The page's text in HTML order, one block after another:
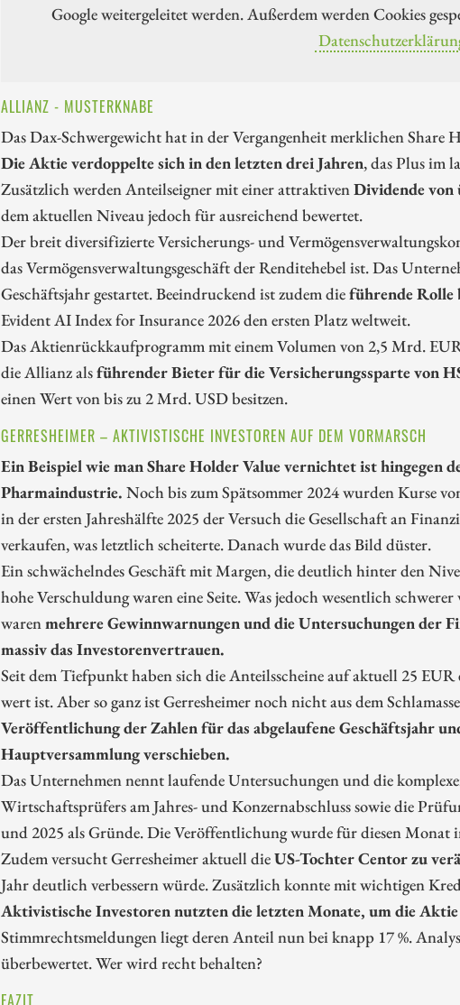
Google weitergeleitet werden. Außerdem werden Cookies
ALLIANZ - MUSTERKNABE
Das Dax-Schwergewicht hat in der Vergangenheit merklichen Share
Die Aktie verdoppelte sich in den letzten drei Jahren, das Plus im
Zusätzlich werden Anteilseigner mit einer attraktivenDividende von
dem aktuellen Niveau jedoch für ausreichend bewertet.
Der breit diversifizierte Versicherungs- und
das Vermögensverwaltungsgeschäft der Renditehebel ist. Das
Geschäftsjahr gestartet. Beeindruckend ist zudem dieführende Rolle
Evident AI Index for Insurance 2026 den ersten Platz weltweit.
Das Aktienrückkaufprogramm mit einem Volumen von 2,5 Mrd.
die Allianz alsführender Bieter für die Versicherungssparte von
einen Wert von bis zu 2 Mrd. USD besitzen.
GERRESHEIMER – AKTIVISTISCHE INVESTOREN AUF DEM VORMARSCH
Ein Beispiel wie man Share Holder Value vernichtet ist hingegen
Pharmaindustrie. Noch bis zum Spätsommer 2024 wurden Kurse
in der ersten Jahreshälfte 2025 der Versuch die Gesellschaft an
verkaufen, was letztlich scheiterte. Danach wurde das Bild düster.
Ein schwächelndes Geschäft mit Margen, die deutlich hinter den
hohe Verschuldung waren eine Seite. Was jedoch wesentlich
warenmehrere Gewinnwarnungen und die Untersuchungen der
massiv das Investorenvertrauen.
Seit dem Tiefpunkt haben sich die Anteilsscheine auf aktuell 25
wert ist. Aber so ganz ist Gerresheimer noch nicht aus dem
Veröffentlichung der Zahlen für das abgelaufene Geschäftsjahr
Hauptversammlung verschieben.
Das Unternehmen nennt laufende Untersuchungen und die
Wirtschaftsprüfers am Jahres- und Konzernabschluss sowie die
und 2025 als Gründe. Die Veröffentlichung wurde für diesen Monat
Zudem versucht Gerresheimer aktuell dieUS-Tochter Centor zu
Jahr deutlich verbessern würde. Zusätzlich konnte mit wichtigen
Aktivistische Investoren nutzten die letzten Monate, um die Aktie
Stimmrechtsmeldungen liegt deren Anteil nun bei knapp 17 %.
überbewertet. Wer wird recht behalten?